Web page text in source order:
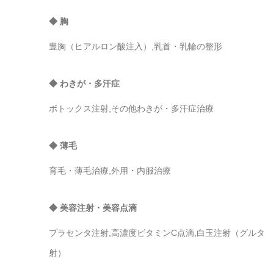
◆ 胸
豊胸（ヒアルロン酸注入）,乳首・乳輪の整形
◆ わきが・多汗症
ボトックス注射,その他わきが・多汗症治療
◆ 薄毛
育毛・薄毛治療,外用・内服治療
◆ 美容注射・美容点滴
プラセンタ注射,高濃度ビタミンC点滴,白玉注射（グル
射）